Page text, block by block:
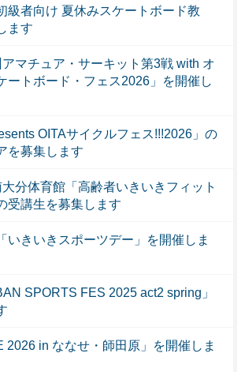
級者向け 夏休みスケートボード教
ます
アマチュア・サーキット第3戦 with オ
ートボード・フェス2026」を開催し
OITAサイクルフェス!!!2026」の
を募集します
分体育館「高齢者いきいきフィット
受講生を募集します
いきいきスポーツデー」を開催しま
SPORTS FES 2025 act2 spring」
2026 in ななせ・師田原」を開催しま